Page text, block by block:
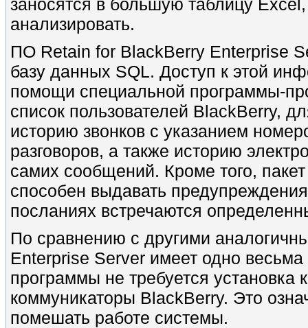
заносятся в большую таблицу
анализировать.
ПО Retain for BlackBerry Enterprise
базу данных SQL. Доступ к этой
помощи специальной программы-
список пользователей BlackBerry,
историю звонков с указанием
разговоров, а также историю
самих сообщений. Кроме того,
способен выдавать
посланиях встречаются
По сравнению с другими
Enterprise Server имеет одно
программы не требуется установка
коммуникаторы BlackBerry. Это
помешать работе системы.